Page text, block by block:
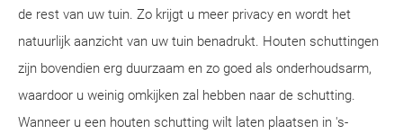
de rest van uw tuin. Zo krijgt u meer privacy en wordt het
natuurlijk aanzicht van uw tuin benadrukt. Houten schuttingen
zijn bovendien erg duurzaam en zo goed als onderhoudsarm,
waardoor u weinig omkijken zal hebben naar de schutting.
Wanneer u een houten schutting wilt laten plaatsen in 's-